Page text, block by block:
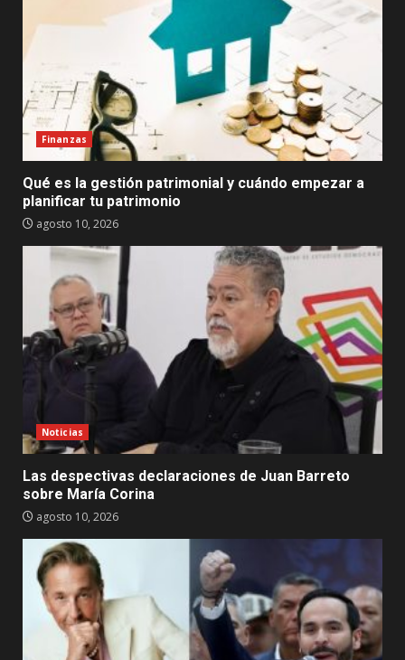
Finanzas
Qué es la gestión patrimonial y cuándo empezar a
planificar tu patrimonio
agosto 10, 2026
Noticias
Las despectivas declaraciones de Juan Barreto
sobre María Corina
agosto 10, 2026